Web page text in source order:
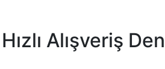
Alışveriş